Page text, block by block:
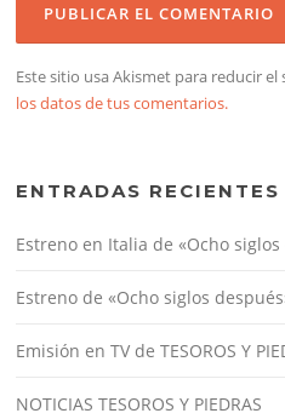
Este sitio usa Akismet para reducir
los datos de tus comentarios.
ENTRADAS RECIENTES
Estreno en Italia de «Ocho siglos
Estreno de «Ocho siglos
Emisión en TV de TESOROS Y
NOTICIAS TESOROS Y PIEDRAS